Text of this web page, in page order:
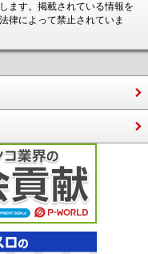
ます。掲載されている情報を
律によって禁止されていま